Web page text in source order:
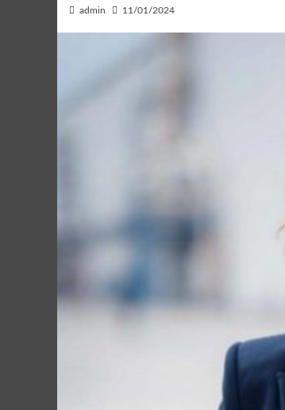
admin 11/01/2024